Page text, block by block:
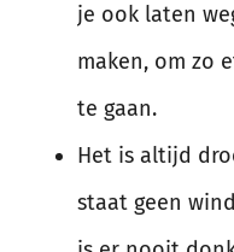
je ook laten
maken, om zo
te gaan.
Het is altijd
staat geen